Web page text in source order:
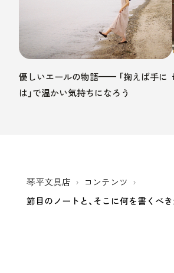
優しいエールの物語—— 「掬えば手に
は」で温かい気持ちになろう
琴平文具店
コンテンツ
節目のノートと、そこに何を書くべ